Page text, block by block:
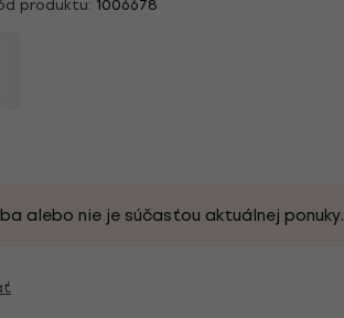
produktu: 1006678
alebo nie je súčasťou aktuálnej ponuky.